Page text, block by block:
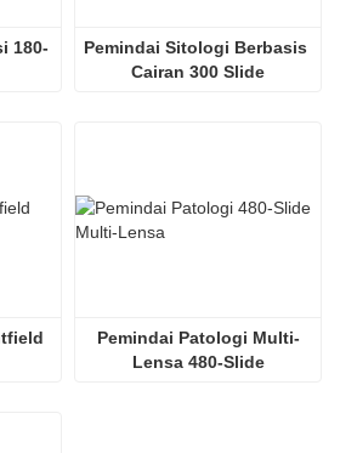
180-
Pemindai Sitologi Berbasis
Cairan 300 Slide
Pemindai Patologi Multi-
Lensa 480-Slide